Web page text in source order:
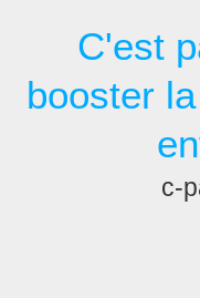
C'est
booster
c-